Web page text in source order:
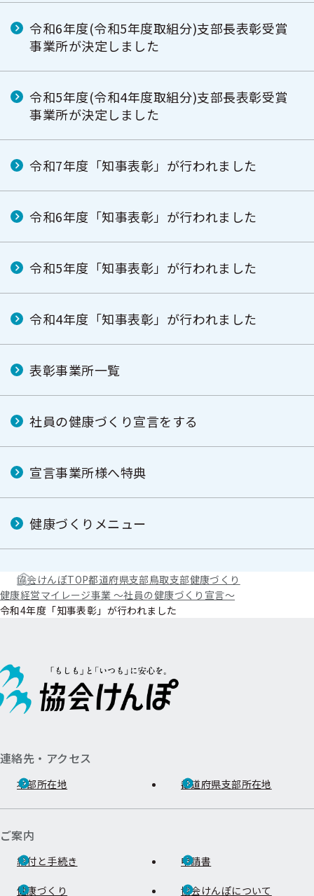
令和6年度(令和5年度取組分)支部長表彰受賞
事業所が決定しました
令和5年度(令和4年度取組分)支部長表彰受賞
事業所が決定しました
令和7年度「知事表彰」が行われました
令和6年度「知事表彰」が行われました
令和5年度「知事表彰」が行われました
令和4年度「知事表彰」が行われました
表彰事業所一覧
社員の健康づくり宣言をする
宣言事業所様へ特典
健康づくりメニュー
協会けんぽTOP都道府県支部鳥取支部健康づくり
健康経営マイレージ事業 ～社員の健康づくり宣言～
令和4年度「知事表彰」が行われました
連絡先・アクセス
本部所在地 都道府県支部所在地
ご案内
給付と手続き 申請書
健康づくり 協会けんぽについて